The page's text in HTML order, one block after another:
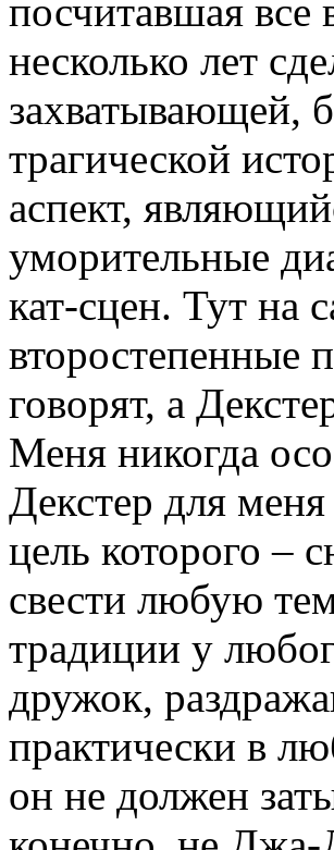
посчитавшая
несколько лет
захватывающей,
трагической
аспект,
уморительные
кат-сцен. Тут на
второстепенные
говорят, а
Меня никогда
Декстер для
цель которого –
свести любую
традиции у
дружок,
практически в
он не должен